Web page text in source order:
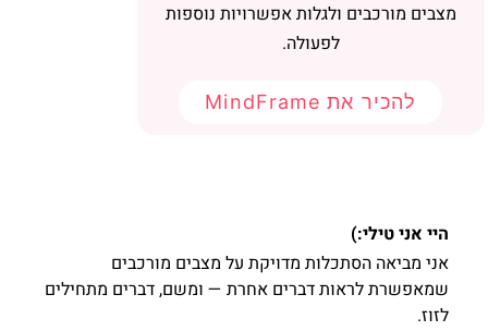
מצבים מורכבים ולגלות אפשרויות נוספות
לפעולה.
להכיר את MindFrame
היי אני טילי:)
אני מביאה הסתכלות מדויקת על מצבים מורכבים
שמאפשרת לראות דברים אחרת — ומשם, דברים מתחילים
לזוז.